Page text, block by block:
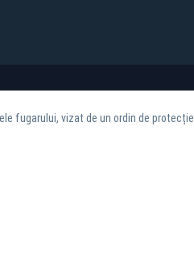
fugarului, vizat de un ordin de protecție